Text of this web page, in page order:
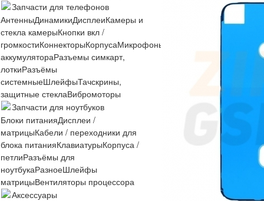
Запчасти для телефонов
АнтенныДинамикиДисплеиКамеры и
стекла камерыКнопки вкл /
громкостиКоннекторыКорпусаМикрофоны Платы
аккумулятораРазъемы симкарт,
лоткиРазъёмы
системныеШлейфыТачскрины,
защитные стеклаВибромоторы
Запчасти для ноутбуков
Блоки питанияДисплеи /
матрицыКабели / переходники для
блока питанияКлавиатурыКорпуса /
петлиРазъёмы для
ноутбукаРазноеШлейфы
матрицыВентиляторы процессора
Аксессуары